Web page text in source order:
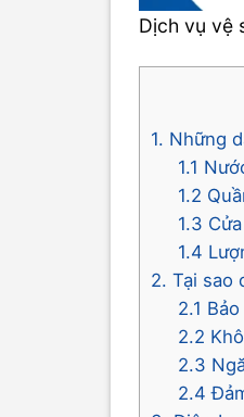
Dịch vụ vệ
1. Những
1.1
1.2
1.3
1.4
2. Tại sao
2.1
2.2
2.3
2.4